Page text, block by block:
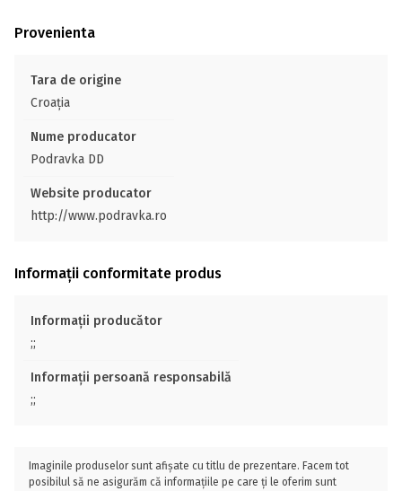
Provenienta
Tara de origine
Croația
Nume producator
Podravka DD
Website producator
http://www.podravka.ro
Informații conformitate produs
Informații producător
;;
Informații persoană responsabilă
;;
Imaginile produselor sunt afișate cu titlu de prezentare. Facem tot
posibilul să ne asigurăm că informațiile pe care ți le oferim sunt